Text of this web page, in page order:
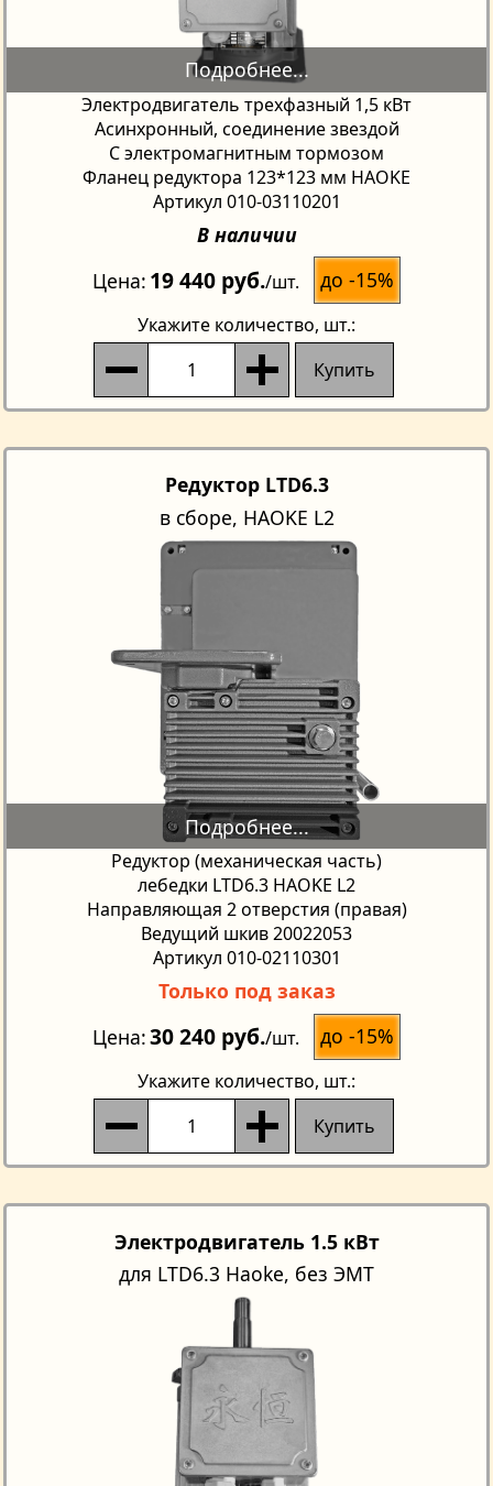
Электродвигатель трехфазный 1,5 кВт
Асинхронный, соединение звездой
С электромагнитным тормозом
Фланец редуктора 123*123 мм HAOKE
Артикул 010-03110201
В наличии
Цена 19 440 руб./шт. до -15%
Укажите количество, шт.:
Купить
Редуктор LTD6.3
в сборе, HAOKE L2
Редуктор (механическая часть)
лебедки LTD6.3 HAOKE L2
Направляющая 2 отверстия (правая)
Ведущий шкив 20022053
Артикул 010-02110301
Только под заказ
Цена 30 240 руб./шт. до -15%
Укажите количество, шт.:
Купить
Электродвигатель 1.5 кВт
для LTD6.3 Haoke, без ЭМТ